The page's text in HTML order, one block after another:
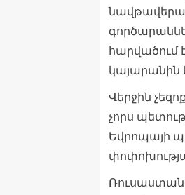
հարվածում
կայարանին
Վերջին
չորս
Եվրոպայի